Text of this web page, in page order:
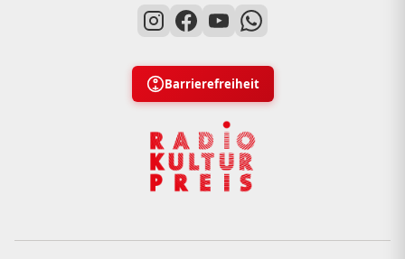
Barrierefreiheit